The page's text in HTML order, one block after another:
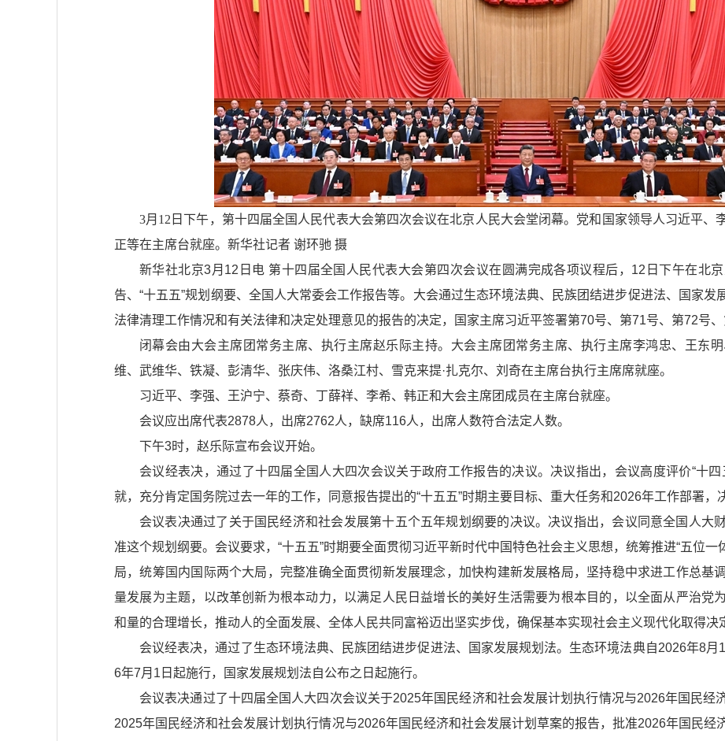
3月12日下午，第十四届全国人民代表大会第四次会议在北京人民大会堂闭幕。党和国家领导人习近平、
正等在主席台就座。新华社记者 谢环驰 摄
新华社北京3月12日电 第十四届全国人民代表大会第四次会议在圆满完成各项议程后，12日下午在北
告、“十五五”规划纲要、全国人大常委会工作报告等。大会通过生态环境法典、民族团结进步促进法、国家
法律清理工作情况和有关法律和决定处理意见的报告的决定，国家主席习近平签署第70号、第71号、第72号、
闭幕会由大会主席团常务主席、执行主席赵乐际主持。大会主席团常务主席、执行主席李鸿忠、王东
维、武维华、铁凝、彭清华、张庆伟、洛桑江村、雪克来提·扎克尔、刘奇在主席台执行主席席就座。
习近平、李强、王沪宁、蔡奇、丁薛祥、李希、韩正和大会主席团成员在主席台就座。
会议应出席代表2878人，出席2762人，缺席116人，出席人数符合法定人数。
下午3时，赵乐际宣布会议开始。
会议经表决，通过了十四届全国人大四次会议关于政府工作报告的决议。决议指出，会议高度评价“十
就，充分肯定国务院过去一年的工作，同意报告提出的“十五五”时期主要目标、重大任务和2026年工作部署，
会议表决通过了关于国民经济和社会发展第十五个五年规划纲要的决议。决议指出，会议同意全国人大
准这个规划纲要。会议要求，“十五五”时期要全面贯彻习近平新时代中国特色社会主义思想，统筹推进“五位一
局，统筹国内国际两个大局，完整准确全面贯彻新发展理念，加快构建新发展格局，坚持稳中求进工作总基
量发展为主题，以改革创新为根本动力，以满足人民日益增长的美好生活需要为根本目的，以全面从严治党
和量的合理增长，推动人的全面发展、全体人民共同富裕迈出坚实步伐，确保基本实现社会主义现代化取得决
会议经表决，通过了生态环境法典、民族团结进步促进法、国家发展规划法。生态环境法典自2026年8
6年7月1日起施行，国家发展规划法自公布之日起施行。
会议表决通过了十四届全国人大四次会议关于2025年国民经济和社会发展计划执行情况与2026年国民经
2025年国民经济和社会发展计划执行情况与2026年国民经济和社会发展计划草案的报告，批准2026年国民经